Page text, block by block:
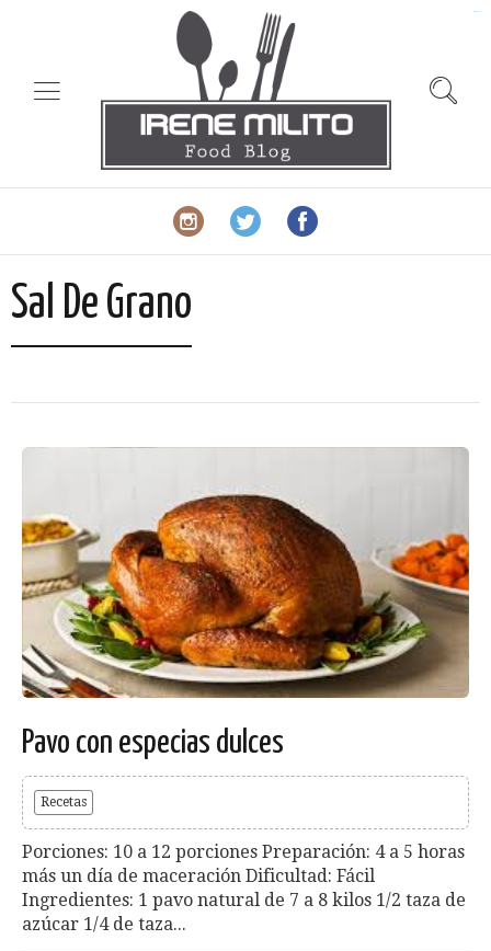
Sal De Grano
Pavo con especias dulces
Recetas
Porciones: 10 a 12 porciones Preparación: 4 a 5 horas
más un día de maceración Dificultad: Fácil
Ingredientes: 1 pavo natural de 7 a 8 kilos 1/2 taza de
azúcar 1/4 de taza...